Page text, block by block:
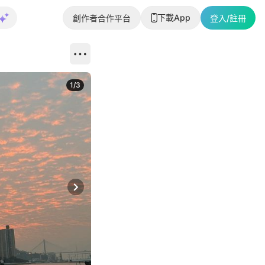
創作者合作平台 下載App 登入/註冊
Next slide
1/3